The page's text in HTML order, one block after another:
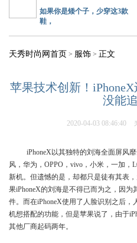
如果你是矮个子，少穿这3款
鞋，
天秀时尚网首页 > 服饰 > 正文
苹果技术创新！
没能
2020-04-03 08:46:40
iPhoneX以其独特的刘海全面屏风
风，华为，OPPO，vivo，小米，一加
新机。但遗憾的是，却都只是徒有其表
果iPhoneX的刘海是不得已而为之，因
件。而在iPhoneX使用了人脸识别之后
机想搭配的功能，但是苹果说了，由于
其他厂商起码两年。